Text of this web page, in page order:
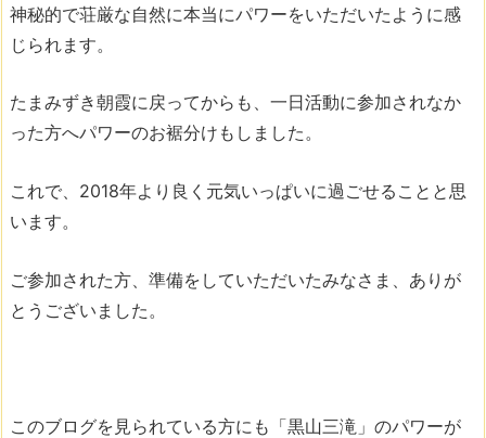
神秘的で荘厳な自然に本当にパワーをいただいたように感
じられます。
たまみずき朝霞に戻ってからも、一日活動に参加されなか
った方へパワーのお裾分けもしました。
これで、2018年より良く元気いっぱいに過ごせることと思
います。
ご参加された方、準備をしていただいたみなさま、ありが
とうございました。
このブログを見られている方にも「黒山三滝」のパワーが